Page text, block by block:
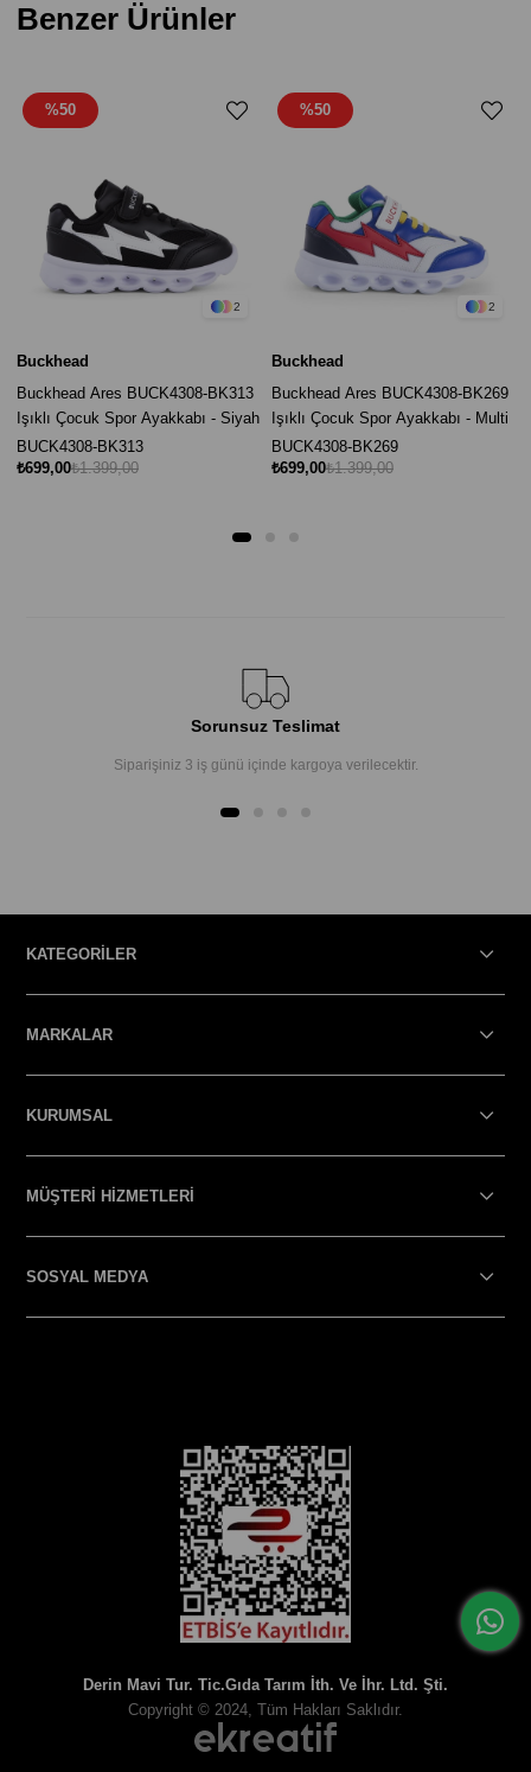
Benzer Ürünler
2
Buckhead
Buckhead Ares BUCK4308-BK313
Işıklı Çocuk Spor Ayakkabı - Siyah
BUCK4308-BK313
₺699,00₺1.399,00
%50
2
Buckhead
Buckhead Ares BUCK4308-BK269
Işıklı Çocuk Spor Ayakkabı - Multi
BUCK4308-BK269
₺699,00₺1.399,00
%50
Sorunsuz Teslimat
Siparişiniz 3 iş günü içinde kargoya verilecektir.
KATEGORİLER
MARKALAR
KURUMSAL
MÜŞTERİ HİZMETLERİ
SOSYAL MEDYA
Derin Mavi Tur. Tic.Gıda Tarım İth. Ve İhr. Ltd. Şti.
Copyright © 2024, Tüm Hakları Saklıdır.